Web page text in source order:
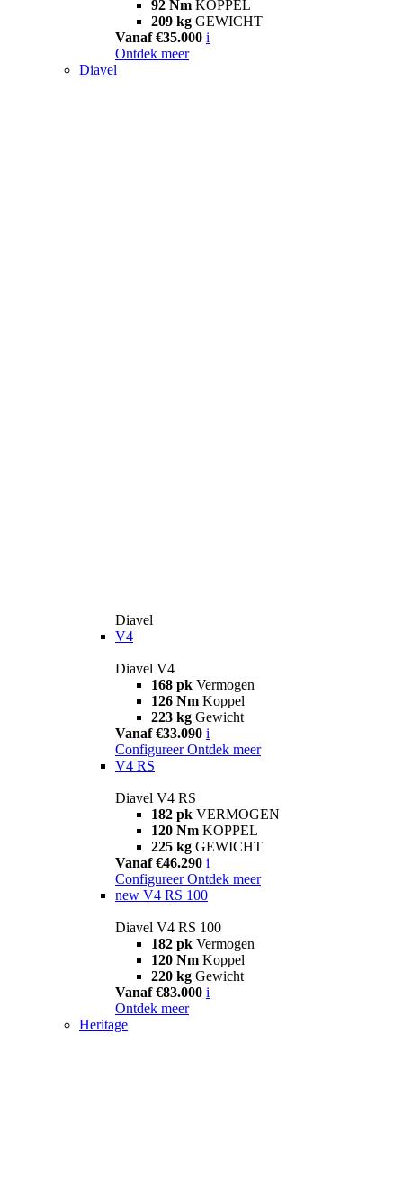
92 Nm KOPPEL
209 kg GEWICHT
Vanaf €35.000 i
Ontdek meer
Diavel
Diavel
V4
Diavel V4
168 pk Vermogen
126 Nm Koppel
223 kg Gewicht
Vanaf €33.090 i
Configureer Ontdek meer
V4 RS
Diavel V4 RS
182 pk VERMOGEN
120 Nm KOPPEL
225 kg GEWICHT
Vanaf €46.290 i
Configureer Ontdek meer
new V4 RS 100
Diavel V4 RS 100
182 pk Vermogen
120 Nm Koppel
220 kg Gewicht
Vanaf €83.000 i
Ontdek meer
Heritage